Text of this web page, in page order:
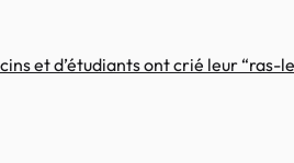
et d’étudiants ont crié leur “ras-